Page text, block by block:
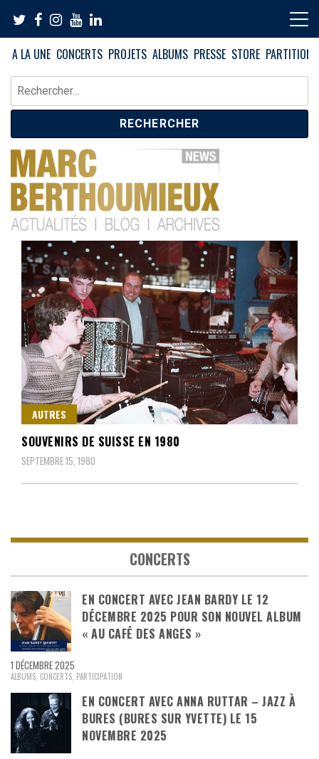
content
A LA UNE CONCERTS PROJETS ALBUMS PRESSE STORE PARTITIONS
Rechercher :
Blog Marc Berthoumieux
News – Blog – Archives
AUTRES
SOUVENIRS DE SUISSE EN 1980
SEPTEMBRE 15, 1980
CONCERTS
EN CONCERT AVEC JEAN BARDY LE 12
DÉCEMBRE 2025 POUR SON NOUVEL ALBUM
« AU CAFÉ DES ANGES »
1 DÉCEMBRE 2025
ALBUMS CONCERTS PARTICIPATION
EN CONCERT AVEC ANNA RUTTAR – JAZZ À
BURES (BURES SUR YVETTE) LE 15
NOVEMBRE 2025